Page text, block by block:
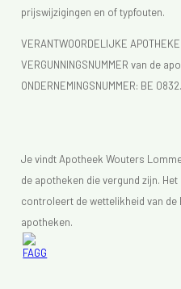
prijswijzigingen en of typfouten.
VERANTWOORDELIJKE
VERGUNNINGSNUMMER van de
ONDERNEMINGSNUMMER: BE
Je vindt Apotheek Wouters
de apotheken die vergund zijn. Het
controleert de wettelikheid van de
apotheken.